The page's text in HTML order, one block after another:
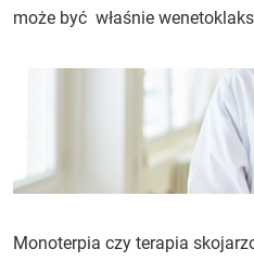
może być właśnie
Monoterpia czy terapia